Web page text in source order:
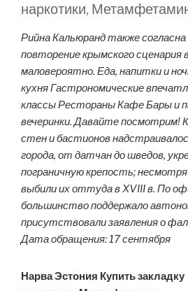
наркотики,
Рийна Кальюранд также
повторение крымского сценария
маловероятно. Еда, напитки и
кухня Гастрономические
классы Рестораны Кафе Бары и
вечеринки. Давайте посмотрим!
стен и бастионов
города, от датчан до шведов,
пограничную крепость;
выбили их оттуда в XVIII в. По
большинство поддержало
присутствовали заявления о
Дата обращения: 17 сентября
Нарва Эстония Купить закладку